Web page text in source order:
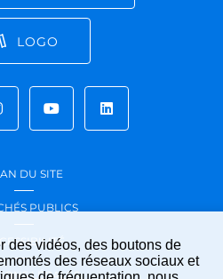
des vidéos, des boutons de
des réseaux sociaux et
LOGO
DU SITE
PUBLICS
LÉGALES